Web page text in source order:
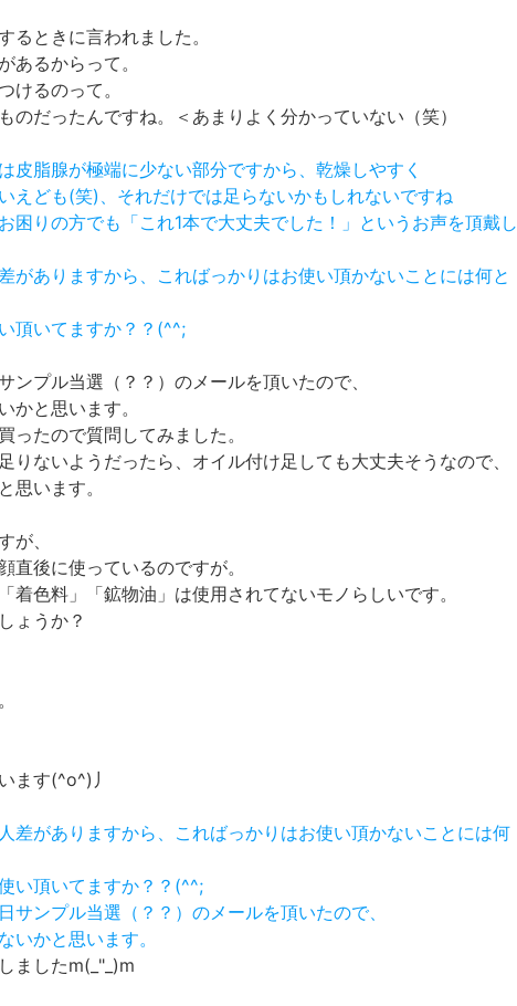
るときに言われました。
あるからって。
けるのって。
のだったんですね。＜あまりよく分かっていない（笑）
皮脂腺が極端に少ない部分ですから、乾燥しやすく
えども(笑)、それだけでは足らないかもしれないですね
困りの方でも「これ1本で大丈夫でした！」というお声を頂戴し
がありますから、こればっかりはお使い頂かないことには何と
頂いてますか？？(^^;
ンプル当選（？？）のメールを頂いたので、
かと思います。
ったので質問してみました。
りないようだったら、オイル付け足しても大丈夫そうなので、
思います。
が、
直後に使っているのですが。
着色料」「鉱物油」は使用されてないモノらしいです。
ょうか？
ます(^o^)丿
差がありますから、こればっかりはお使い頂かないことには何
い頂いてますか？？(^^;
サンプル当選（？？）のメールを頂いたので、
いかと思います。
ましたm(_"_)m